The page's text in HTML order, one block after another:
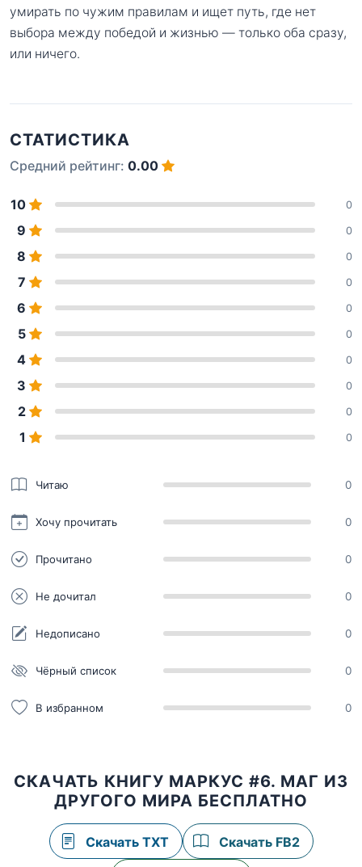
умирать по чужим правилам и ищет путь, где нет
выбора между победой и жизнью — только оба сразу,
или ничего.
СТАТИСТИКА
Средний рейтинг: 0.00
10 0
9 0
8 0
7 0
6 0
5 0
4 0
3 0
2 0
1 0
Читаю 0
Хочу прочитать 0
Прочитано 0
Не дочитал 0
Недописано 0
Чёрный список 0
В избранном 0
СКАЧАТЬ КНИГУ МАРКУС #6. МАГ ИЗ
ДРУГОГО МИРА БЕСПЛАТНО
Скачать TXT Скачать FB2